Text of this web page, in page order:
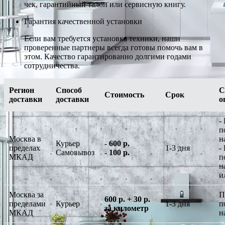
чек, гарантийный талон или сервисную книгу.
Гарантия качественной установки
Если вам требуется установка техники, наши
проверенные партнеры всегда готовы помочь вам в
этом. Качество гарантированно долгими годами
сотрудничества.
Регион
доставки
Способ
доставки
Стоимость Срок
Москва в
пределах
МКАД
Курьер
Самовывоз
-600 р.
- 100 р.
1-3 дня
-
-
Москва за
пределами
МКАД
Курьер
600 р. + 30 р.
за километр
1-3 дня